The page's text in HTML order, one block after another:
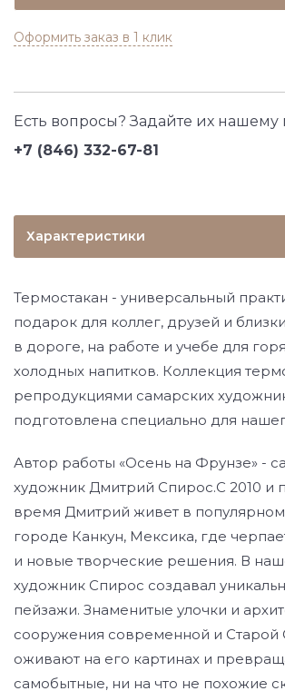
Оформить заказ в 1 клик
Есть вопросы? Задайте их
+7 (846) 332-67-81
Характеристики
Термостакан - универсальный
подарок для коллег, друзей и
в дороге, на работе и учебе для
холодных напитков. Коллекция
репродукциями самарских
подготовлена специально для
Автор работы «Осень на Фрунзе» -
художник Дмитрий Спирос.С 2010 и
время Дмитрий живет в
городе Канкун, Мексика, где
и новые творческие решения. В
художник Спирос создавал
пейзажи. Знаменитые улочки и
сооружения современной и Старой
оживают на его картинах и
самобытные, ни на что не похожие